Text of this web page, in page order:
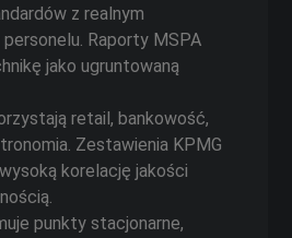
z realnym
Raporty MSPA
jako ugruntowaną
retail, bankowość,
Zestawienia KPMG
korelację jakości
punkty stacjonarne,